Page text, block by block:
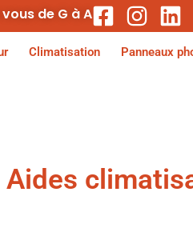
de G à A
Climatisation Panneaux
Aides